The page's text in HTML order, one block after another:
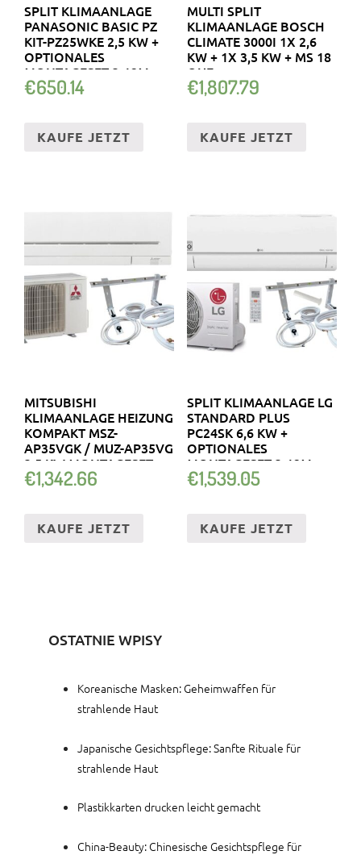
SPLIT KLIMAANLAGE
PANASONIC BASIC PZ
KIT-PZ25WKE 2,5 KW +
OPTIONALES
MONTAGESET 3-12M
€650.14
KAUFE JETZT
MULTI SPLIT
KLIMAANLAGE BOSCH
CLIMATE 3000I 1X 2,6
KW + 1X 3,5 KW + MS 18
OUE
€1,807.79
KAUFE JETZT
MITSUBISHI
KLIMAANLAGE HEIZUNG
KOMPAKT MSZ-
AP35VGK / MUZ-AP35VG
3,5 KW MONTAGESET
3M
€1,342.66
KAUFE JETZT
SPLIT KLIMAANLAGE LG
STANDARD PLUS
PC24SK 6,6 KW +
OPTIONALES
MONTAGESET 3-12M
WIFI
€1,539.05
KAUFE JETZT
OSTATNIE WPISY
Koreanische Masken: Geheimwaffen für
strahlende Haut
Japanische Gesichtspflege: Sanfte Rituale für
strahlende Haut
Plastikkarten drucken leicht gemacht
China-Beauty: Chinesische Gesichtspflege für